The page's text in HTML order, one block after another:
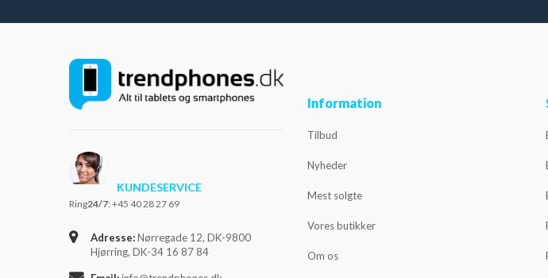
KUNDESERVICE
Ring24/7: +45 40 28 27 69
Adresse:Nørregade 12, DK-9800
Hjørring, DK-34 16 87 84
Information
Tilbud
Nyheder
Mest solgte
Vores butikker
Om os